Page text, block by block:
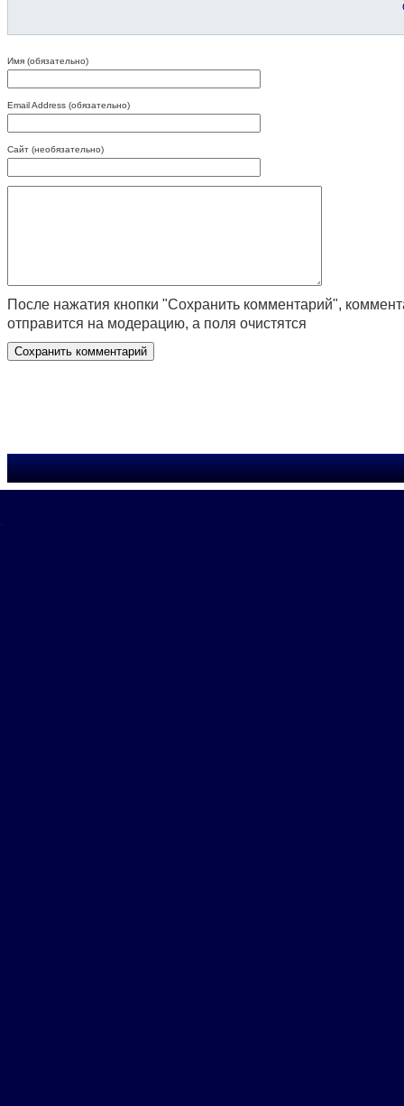
Имя (обязательно)
Email Address (обязательно)
Сайт (необязательно)
После нажатия кнопки "Сохранить комментарий",
отправится на модерацию, а поля очистятся
.